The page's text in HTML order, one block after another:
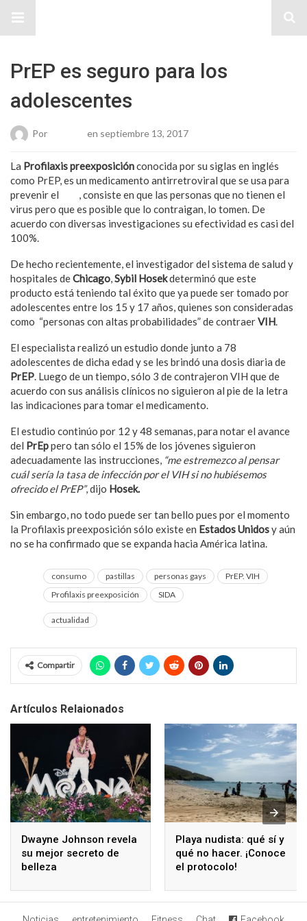
PrEP es seguro para los
adolescentes
Por en septiembre 13, 2017
La Profilaxis preexposiciónconocida por su siglas en inglés
como PrEP, es un medicamento antirretroviral que se usa para
prevenir el
, consiste en que las personas que no tienen el
virus pero que es posible que lo contraigan, lo tomen. De
acuerdo con diversas investigaciones su efectividad es casi del
100%.
De hecho recientemente, el investigador del sistema de salud y
hospitales deChicago,Sybil Hosekdeterminó que este
producto está teniendo tal éxito que ya puede ser tomado por
adolescentes entre los 15 y 17 años, quienes son consideradas
como “personas con altas probabilidades” de contraerVIH.
El especialista realizó un estudio donde junto a 78
adolescentes de dicha edad y se les brindó una dosis diaria de
PrEP. Luego de un tiempo, sólo 3 de contrajeron VIH que de
acuerdo con sus análisis clínicos no siguieron al pie de la letra
las indicaciones para tomar el medicamento.
El estudio continúo por 12 y 48 semanas, para notar el avance
del PrEppero tan sólo el 15% de los jóvenes siguieron
adecuadamente las instrucciones, “me estremezco al pensar
cuál sería la tasa de infección por el VIH si no hubiésemos
ofrecido el PrEP”, dijo Hosek.
Sin embargo, no todo puede ser tan bello pues por el momento
la Profilaxis preexposición sólo existe en Estados Unidosy aún
no se ha confirmado que se expanda hacia América latina.
consumo pastillas personas gays
PrEP. VIH
Profilaxis preexposición
SIDA
actualidad
Compartir
Artículos Relaionados
Dwayne Johnson revela
su mejor secreto de
belleza
Playa nudista: qué sí y
qué no hacer. ¡Conoce
el protocolo!